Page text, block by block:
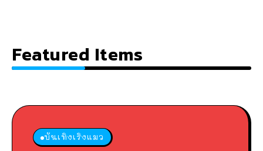
Featured Items
บันเทิงเริงแมว